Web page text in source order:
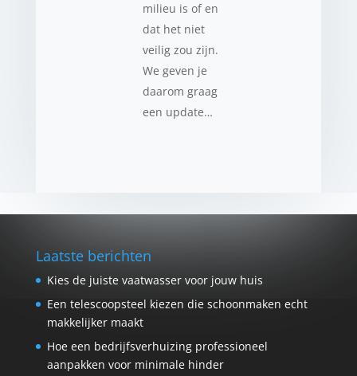
milieu is of en
dat het niet
veilig zou zijn.
We geven je
daarom graag
een update…
Laatste berichten
Kies de juiste vaatwasser voor jouw huis
Een telescoopsteel kiezen die schoonmaken echt
makkelijker maakt
Hoe een bedrijfsverhuizing professioneel
aanpakken voor minimale hinder